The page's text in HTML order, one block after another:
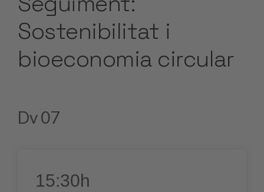
Sostenibilitat i
bioeconomia circular
Dv 07
15:30h